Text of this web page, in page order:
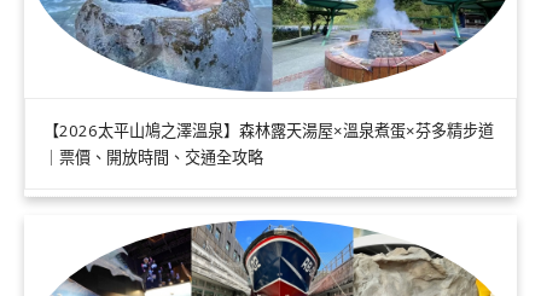
【2026太平山鳩之澤溫泉】森林露天湯屋×溫泉煮蛋×芬多精步道
｜票價、開放時間、交通全攻略